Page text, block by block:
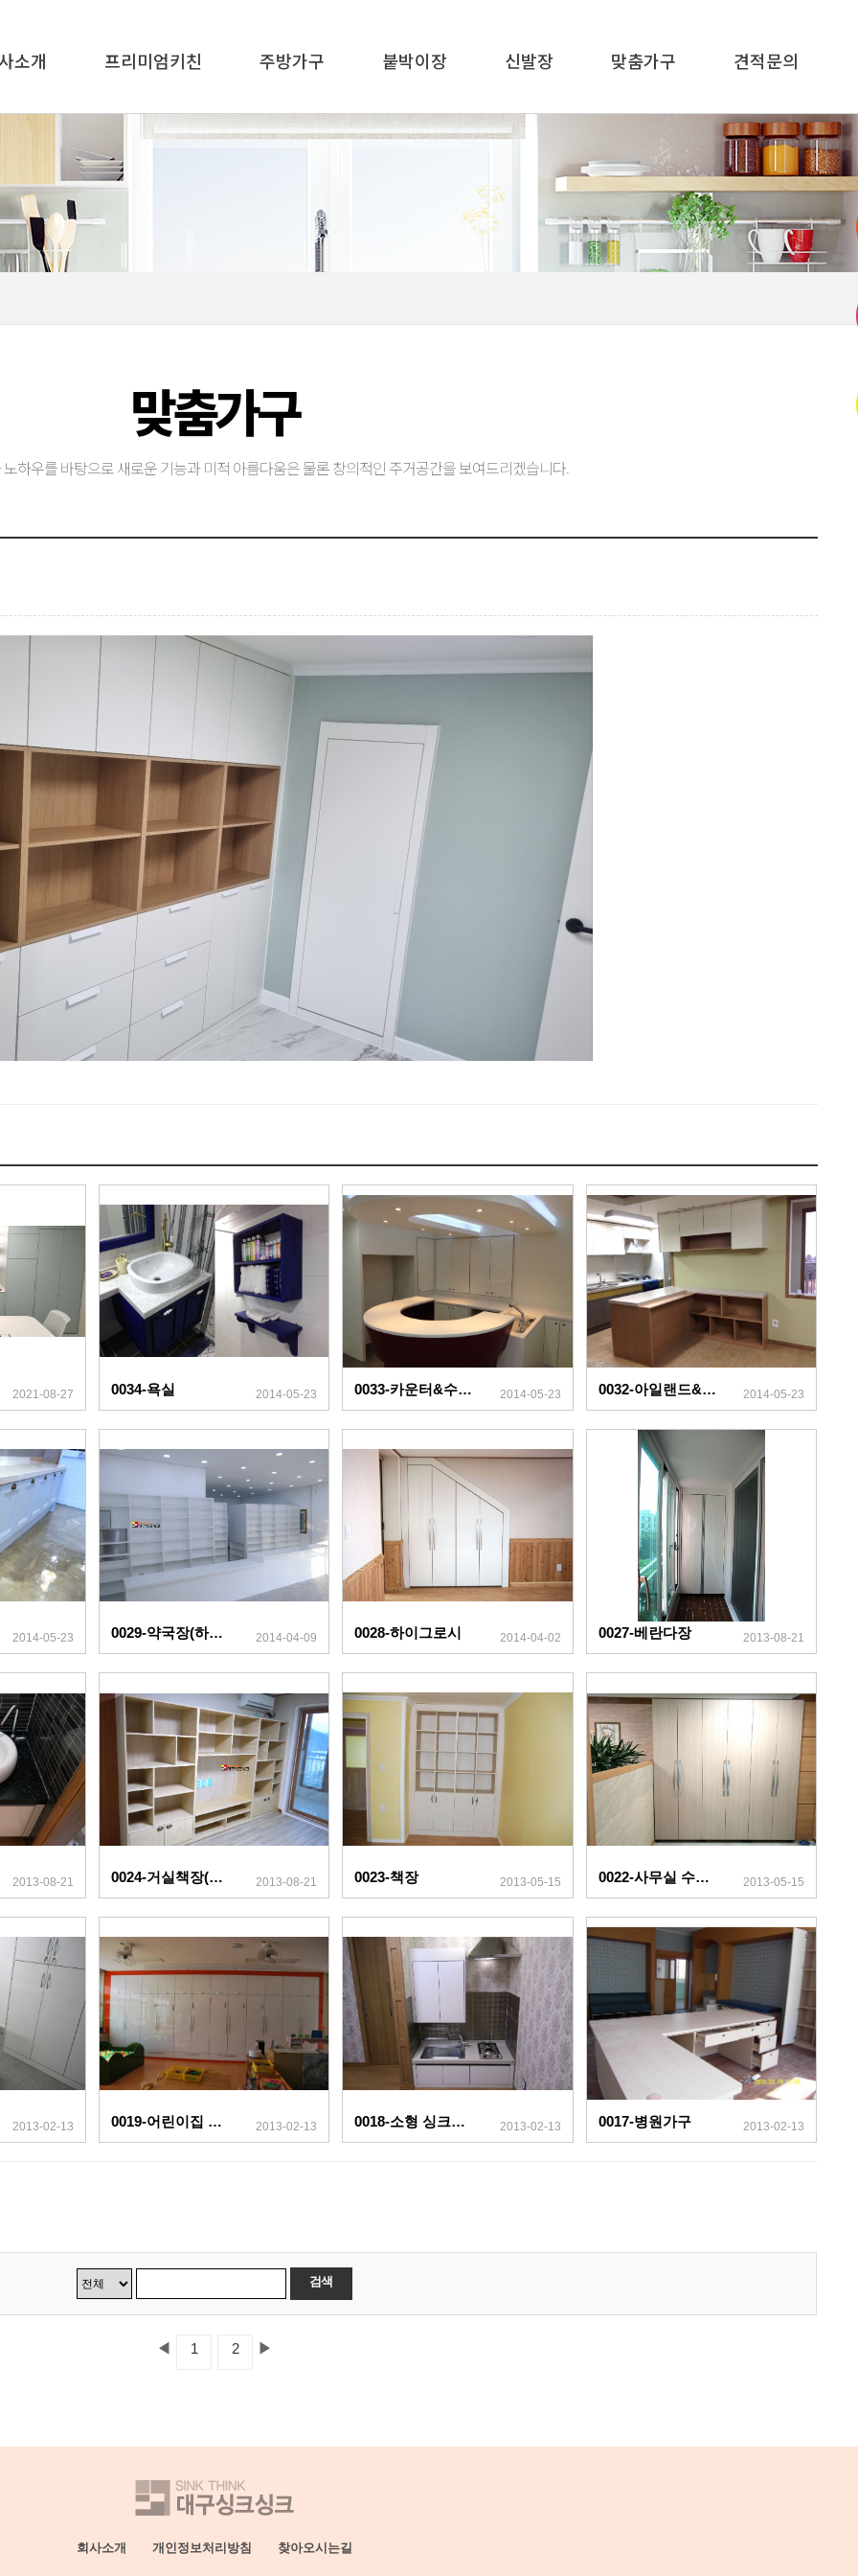
소개 프리미엄키친 주방가구 붙박이장 신발장 맞춤가구 견적문의
맞춤가구
하우를 바탕으로 새로운 기능과 미적 아름다움은 물론 창의적인 주거공간을 보여드리겠습니다.
2021-08-27 0034-욕실 2014-05-23 0033-카운터&수납장 2014-05-23 0032-아일랜드&책장 2014-05-23
2014-05-23 0029-약국장(하이그로시) 2014-04-09 0028-하이그로시 2014-04-02 0027-베란다장 2013-08-21
2013-08-21 0024-거실책장(자작나무) 2013-08-21 0023-책장 2013-05-15 0022-사무실 수납장 2013-05-15
2013-02-13 0019-어린이집 수납장 2013-02-13 0018-소형 싱크대(앉은뱅이) 2013-02-13 0017-병원가구 2013-02-13
검색
◀ 1 2 ▶
회사소개 개인정보처리방침 찾아오시는길